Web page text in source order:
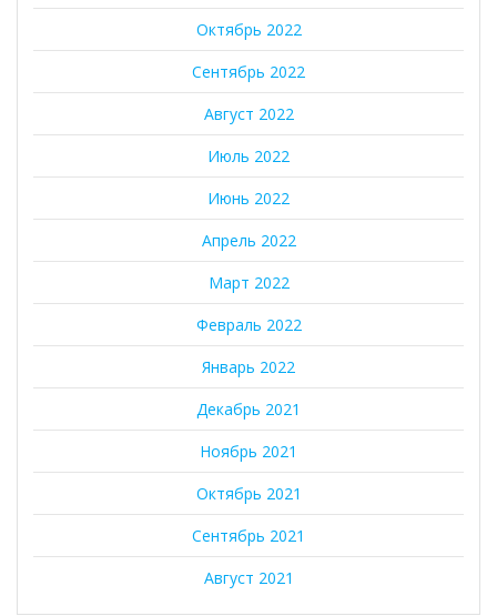
Октябрь 2022
Сентябрь 2022
Август 2022
Июль 2022
Июнь 2022
Апрель 2022
Март 2022
Февраль 2022
Январь 2022
Декабрь 2021
Ноябрь 2021
Октябрь 2021
Сентябрь 2021
Август 2021